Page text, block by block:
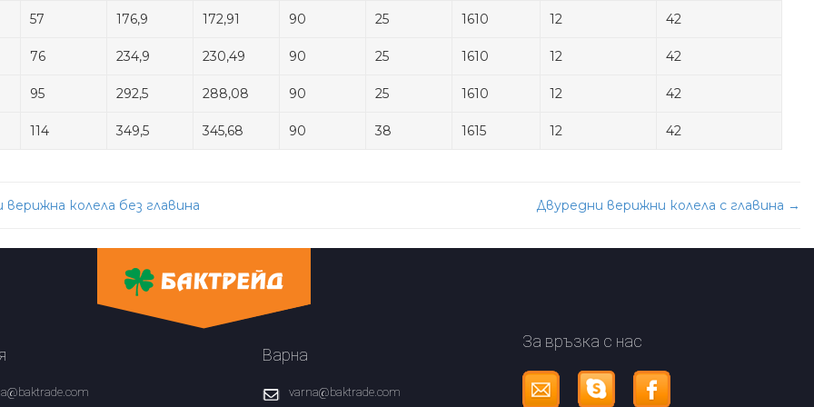
57 176,9 172,91 90 25 1610 12 42
76 234,9 230,49 90 25 1610 12 42
95 292,5 288,08 90 25 1610 12 42
114 349,5 345,68 90 38 1615 12 42
верижна колела без главина Двуредни верижни колела с главина →
Варна
varna@baktrade.com
За връзка с нас